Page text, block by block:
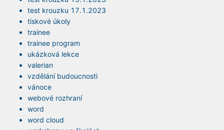
test krouzku 17.1.2023
tiskové úkoly
trainee
trainee program
ukázková lekce
valerian
vzdělání budoucnosti
vánoce
webové rozhraní
word
word cloud